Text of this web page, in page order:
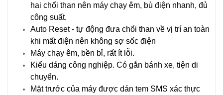
hai chổi than nên máy chạy êm, bù điện nhanh, đủ
công suất.
Auto Reset - tự động đưa chổi than về vị trí an toàn
khi mất điện nên không sợ sốc điện
Máy chạy êm, bền bỉ, rất ít lỗi.
Kiểu dáng công nghiệp. Có gắn bánh xe, tiện di
chuyển.
Mặt trước của máy được dán tem SMS xác thực